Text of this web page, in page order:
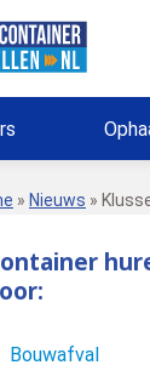
» Nieuws »
Bouwafval